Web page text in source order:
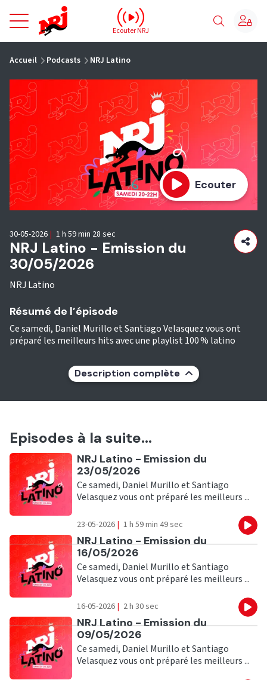
NRJ - Accueil
Ecouter NRJ
Accueil Podcasts NRJ Latino
Ecouter
NRJ Latino - Emission du
30/05/2026
NRJ Latino
30-05-2026 | 1 h 59 min 28 sec
Résumé de l’épisode
Ce samedi, Daniel Murillo et Santiago Velasquez vous ont
préparé les meilleurs hits avec une playlist 100 % latino
Description complète
Episodes à la suite...
Ecouter
NRJ Latino - Emission du
23/05/2026
Ce samedi, Daniel Murillo et Santiago
Velasquez vous ont préparé les meilleurs ...
23-05-2026 | 1 h 59 min 49 sec
Ecouter
NRJ Latino - Emission du
16/05/2026
Ce samedi, Daniel Murillo et Santiago
Velasquez vous ont préparé les meilleurs ...
16-05-2026 | 2 h 30 sec
Ecouter
NRJ Latino - Emission du
09/05/2026
Ce samedi, Daniel Murillo et Santiago
Velasquez vous ont préparé les meilleurs ...